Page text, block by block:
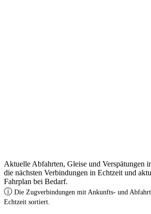
Aktuelle Abfahrten, Gleise und Verspätungen
die nächsten Verbindungen in Echtzeit und
Fahrplan bei Bedarf.
ⓘ Die Zugverbindungen mit Ankunfts- und
Echtzeit sortiert.